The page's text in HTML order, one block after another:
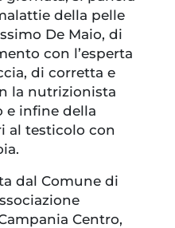
della pelle
De Maio, di
con l’esperta
di corretta e
la nutrizionista
e infine della
al testicolo con
dal Comune di
Centro,